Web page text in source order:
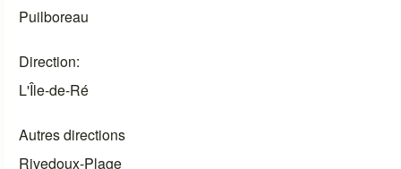
Puilboreau
Direction
L'Île-de-Ré
Autres directions
Rivedoux-Plage